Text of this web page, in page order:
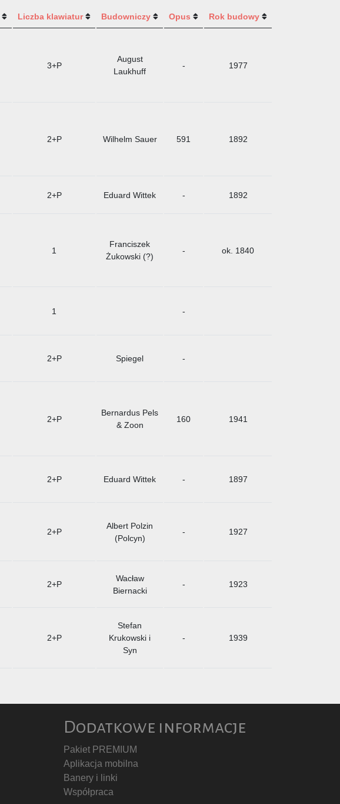
Liczba klawiatur Budowniczy Opus Rok budowy
3+P
August
Laukhuff
- 1977
2+P Wilhelm Sauer 591 1892
2+P Eduard Wittek - 1892
1
Franciszek
Żukowski (?)
- ok. 1840
1 -
2+P Spiegel -
2+P
Bernardus Pels
& Zoon
160 1941
2+P Eduard Wittek - 1897
2+P
Albert Polzin
(Polcyn)
- 1927
2+P
Wacław
Biernacki
- 1923
2+P
Stefan
Krukowski i
Syn
- 1939
Dodatkowe informacje
Pakiet PREMIUM
Aplikacja mobilna
Banery i linki
Współpraca